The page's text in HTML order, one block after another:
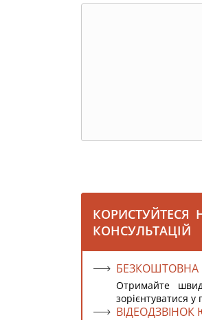
КОНСУЛЬТАЦІЙ
БЕЗКОШТОВНА
Отримайте
зорієнтуватися